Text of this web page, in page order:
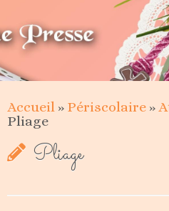
Accueil » Périscolaire »
Pliage
Pliage